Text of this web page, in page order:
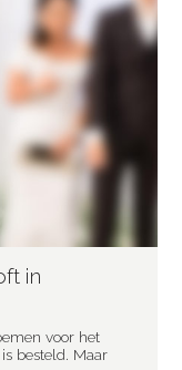
in
voor het
besteld. Maar